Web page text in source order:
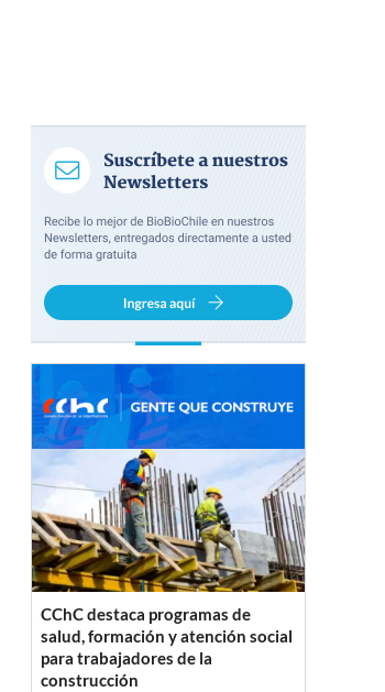
CChC destaca programas de
salud, formación y atención social
para trabajadores de la
construcción